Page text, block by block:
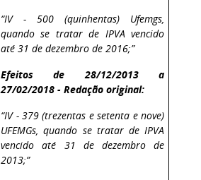
“IV - 500 (quinhentas) Ufemgs,
quando se tratar de IPVA vencido
até 31 de dezembro de 2016;”
Efeitos de 28/12/2013 a
27/02/2018 - Redação original:
“IV - 379 (trezentas e setenta e nove)
UFEMGs, quando se tratar de IPVA
vencido até 31 de dezembro de
2013;”